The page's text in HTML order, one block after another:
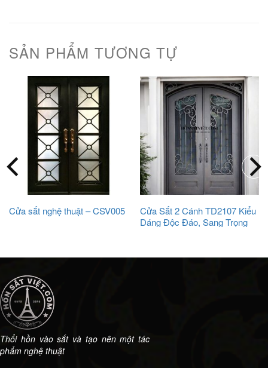
SẢN PHẨM TƯƠNG TỰ
Cửa sắt nghệ thuật – CSV005
Cửa Sắt 2 Cánh TD2107 Kiểu
Dáng Độc Đáo, Sang Trọng
Thổi hồn vào sắt và tạo nên một tác
phẩm nghệ thuật